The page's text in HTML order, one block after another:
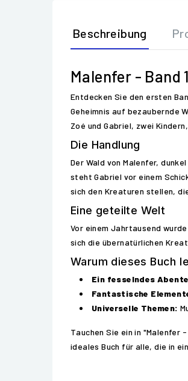
Beschreibung
Malenfer - Band
Entdecken Sie den ersten
Geheimnis auf bezaubernde
Zoé und Gabriel, zwei
Die Handlung
Der Wald von Malenfer,
steht Gabriel vor einem
sich den Kreaturen stellen,
Eine geteilte Welt
Vor einem Jahrtausend
sich die übernatürlichen
Warum dieses Buch
Ein fesselndes
Fantastische
Universelle Themen:
Tauchen Sie ein in "Malenfer
ideales Buch für alle, die in